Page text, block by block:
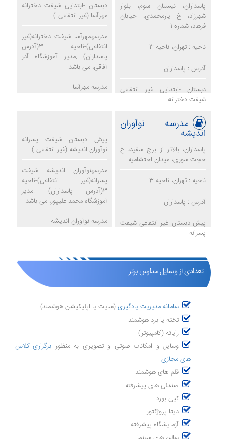
پاسداران، نیستان سوم، بلوار
شهرزاد، خ یارمحمدی، خیابان
فرهاد، شماره 1
ناحیه : تهران، ناحیه 3
آدرس : پاسداران
دبستان -ابتدایی غیر انتفاعی
شیفت دخترانه
دبستان -ابتدایی شیفت دخترانه
مهرآسا (غیر انتفاعی )
مدرسهمهرآسا شیفت دخترانه(غیر
انتفاعی)-ناحیه 3(آدرس
پاسداران) .مدیر آموزشگاه آذر
آفاقی، می باشد.
مدرسه مهرآسا
مدرسه نوآوران
اندیشه
پاسداران، بالاتر از برج سفید، خ
حجت سوری، میدان احتشامیه
ناحیه : تهران، ناحیه 3
آدرس : پاسداران
پیش دبستان غیر انتفاعی شیفت
پسرانه
پیش دبستان شیفت پسرانه
نوآوران اندیشه (غیر انتفاعی )
مدرسهنوآوران اندیشه شیفت
پسرانه(غیر انتفاعی)-ناحیه
3(آدرس پاسداران) .مدیر
آموزشگاه محمد علیپور، می باشد.
مدرسه نوآوران اندیشه
تعدادی از وسایل مدارس برتر
سامانه مدیریت یادگیری (سایت یا اپلیکیشن هوشمند)
تخته یا برد هوشمند
رایانه (کامپیوتر)
وسایل و امکانات صوتی و تصویری به منظور برگزاری کلاس
های مجازی
قلم های هوشمند
صندلی های پیشرفته
کپی بورد
دیتا پروژکتور
آزمایشگاه پیشرفته